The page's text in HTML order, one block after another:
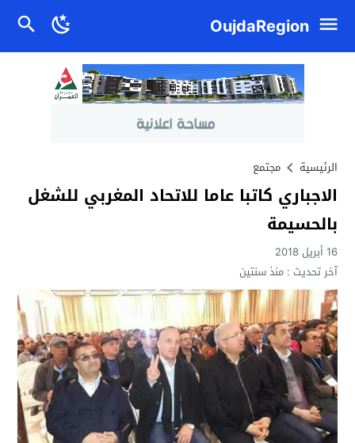
OujdaRegion
الرئيسية مجتمع
الاجباري كاتبا عاما للاتحاد المغربي للشغل
بالحسيمة
16 أبريل 2018
آخر تحديث :منذ سنتين